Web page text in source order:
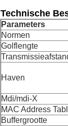
Technische
Parameters
Normen
Golflengte
Haven
Mdi/mdi-X
MAC Address
Buffergrootte